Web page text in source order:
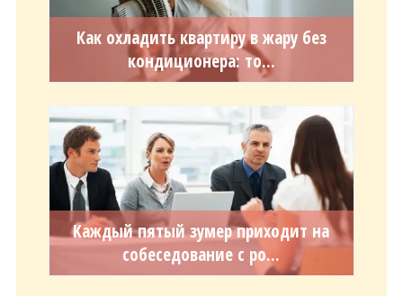
Как охладить квартиру в жару без
кондиционера: то...
Каждый пятый зумер приходит на
собеседование с ро...